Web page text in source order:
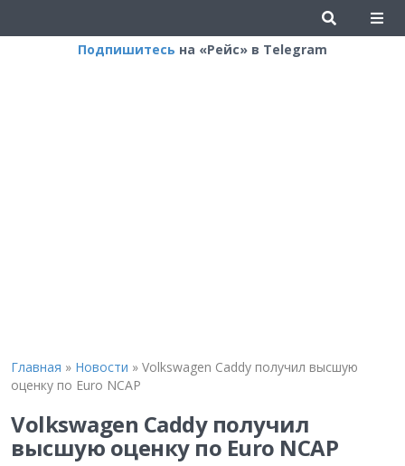
Подпишитесь на «Рейс» в Telegram
Главная » Новости » Volkswagen Caddy получил высшую
оценку по Euro NCAP
Volkswagen Caddy получил
высшую оценку по Euro NCAP